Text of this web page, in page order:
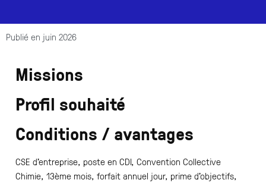
Publié en juin 2026
Missions
Profil souhaité
Conditions / avantages
CSE d’entreprise, poste en CDI, Convention Collective
Chimie, 13ème mois, forfait annuel jour, prime d’objectifs,